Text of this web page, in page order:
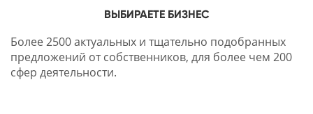
ВЫБИРАЕТЕ БИЗНЕС
Более 2500 актуальных и тщательно подобранных
предложений от собственников, для более чем 200
сфер деятельности.